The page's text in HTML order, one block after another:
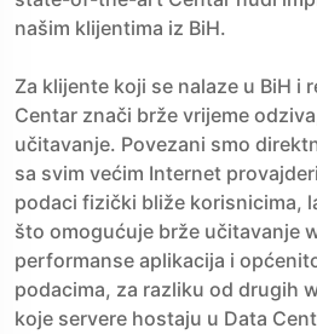
našim klijentima iz BiH.
Za klijente koji se nalaze u BiH i
Centar znači brže vrijeme
učitavanje. Povezani smo
sa svim većim Internet
podaci fizički bliže korisnicima,
što omogućuje brže učitavanje
performanse aplikacija i
podacima, za razliku od drugih
koje servere hostaju u Data